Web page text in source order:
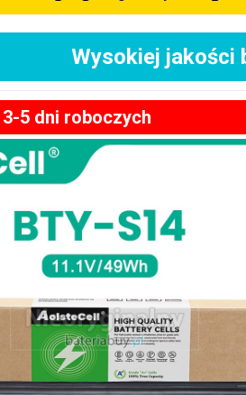
Wysokiej jakości
3-5 dni roboczych